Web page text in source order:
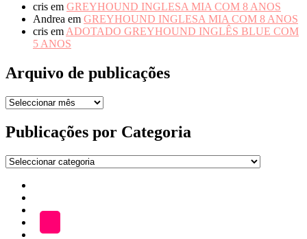
cris em GREYHOUND INGLESA MIA COM 8 ANOS
Andrea em GREYHOUND INGLESA MIA COM 8 ANOS
cris em ADOTADO GREYHOUND INGLÊS BLUE COM
5 ANOS
Arquivo de publicações
Arquivo
publicações
Publicações por Categoria
Publicações
Categoria
ADOÇÃO
LOJA